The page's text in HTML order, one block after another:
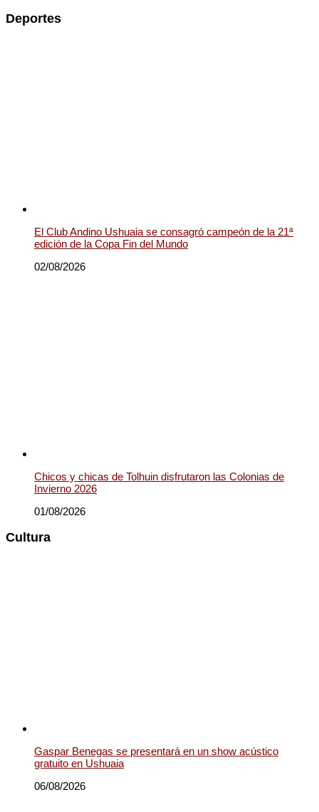
Deportes
El Club Andino Ushuaia se consagró campeón de la 21ª
edición de la Copa Fin del Mundo
02/08/2026
Chicos y chicas de Tolhuin disfrutaron las Colonias de
Invierno 2026
01/08/2026
Cultura
Gaspar Benegas se presentará en un show acústico
gratuito en Ushuaia
06/08/2026